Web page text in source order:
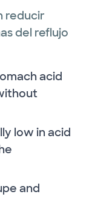
reducir
del reflujo
acid
low in acid
and